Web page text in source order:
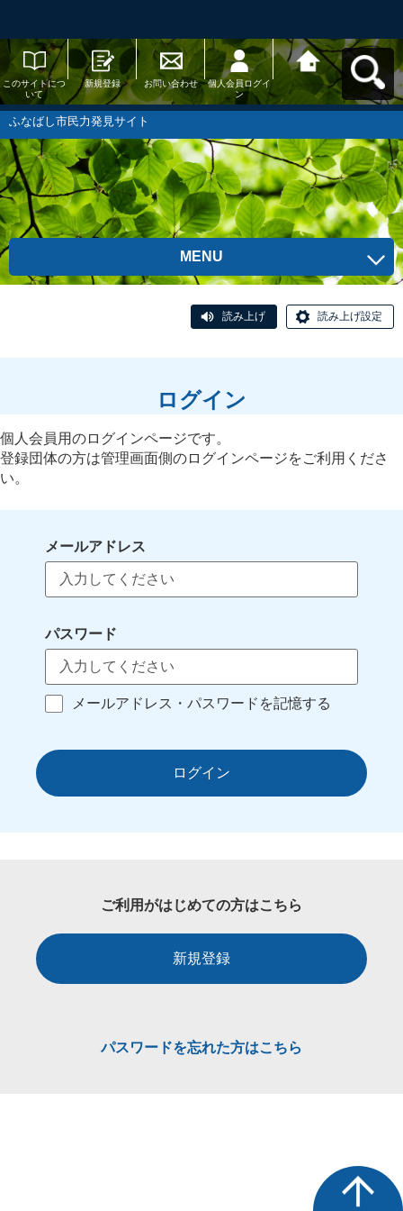
このサイトにつ
いて
新規登録 お問い合わせ
個人会員ログイ
ン
ふなばし市民力
発見サイトへ戻
る
ふなばし市民力発見サイト
MENU
読み上げ 読み上げ設定
ログイン
個人会員用のログインページです。
登録団体の方は管理画面側のログインページをご利用くださ
い。
メールアドレス
パスワード
メールアドレス・パスワードを記憶する
ログイン
ご利用がはじめての方はこちら
新規登録
パスワードを忘れた方はこちら